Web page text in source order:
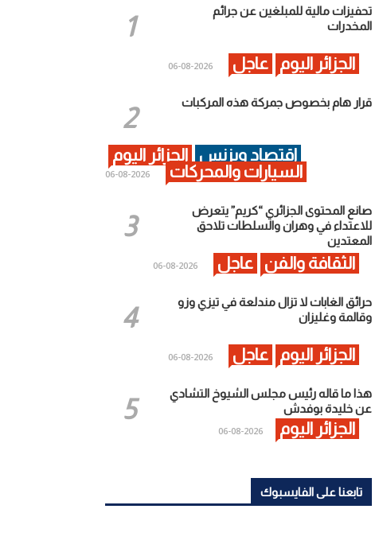
تحفيزات مالية للمبلغين عن جرائم
المخدرات
الجزائر اليوم عاجل 2026-08-06
قرار هام بخصوص جمركة هذه المركبات
اقتصاد وبزنس
الجزائر اليوم
السيارات والمحركات
2026-08-06
صانع المحتوى الجزائري “كريم” يتعرض
للاعتداء في وهران والسلطات تلاحق
المعتدين
الثقافة والفن عاجل 2026-08-06
حرائق الغابات لا تزال مندلعة في تيزي وزو
وقالمة وغليزان
الجزائر اليوم عاجل 2026-08-06
هذا ما قاله رئيس مجلس الشيوخ التشادي
عن خليدة بوفدش
الجزائر اليوم 2026-08-06
تابعنا على الفايسبوك